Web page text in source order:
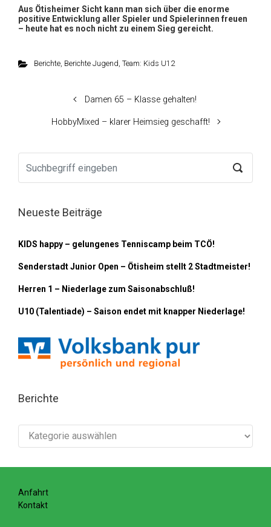
Aus Ötisheimer Sicht kann man sich über die enorme
positive Entwicklung aller Spieler und Spielerinnen freuen
– heute hat es noch nicht zu einem Sieg gereicht.
Berichte, Berichte Jugend, Team: Kids U12
Damen 65 – Klasse gehalten!
HobbyMixed – klarer Heimsieg geschafft!
Neueste Beiträge
KIDS happy – gelungenes Tenniscamp beim TCÖ!
Senderstadt Junior Open – Ötisheim stellt 2 Stadtmeister!
Herren 1 – Niederlage zum Saisonabschluß!
U10 (Talentiade) – Saison endet mit knapper Niederlage!
Berichte
Berichte
Anfahrt
Kontakt